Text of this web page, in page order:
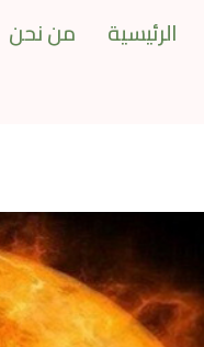
الرئيسية من نحن